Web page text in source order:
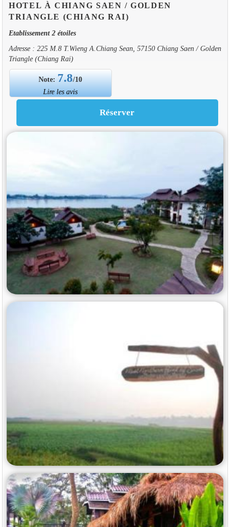
HOTEL À CHIANG SAEN / GOLDEN
TRIANGLE (CHIANG RAI)
Etablissement 2 étoiles
Adresse : 225 M.8 T.Wieng A.Chiang Sean, 57150 Chiang Saen / Golden
Triangle (Chiang Rai)
Note: 7.8/10
Lire les avis